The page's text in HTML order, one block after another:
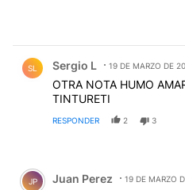
SL Sergio L 19 DE MARZO DE
OTRA NOTA HUMO
TINTURETI
RESPONDER 2 3
Comentario de Juan Perez.
JP Juan Perez 19 DE MARZO